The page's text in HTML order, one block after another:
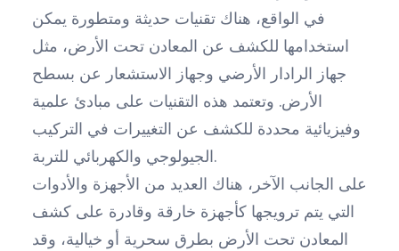
في الواقع، هناك تقنيات حديثة ومتطورة يمكن
استخدامها للكشف عن المعادن تحت الأرض، مثل
جهاز الرادار الأرضي وجهاز الاستشعار عن بسطح
الأرض. وتعتمد هذه التقنيات على مبادئ علمية
وفيزيائية محددة للكشف عن التغييرات في التركيب
الجيولوجي والكهربائي للتربة.
على الجانب الآخر، هناك العديد من الأجهزة والأدوات
التي يتم ترويجها كأجهزة خارقة وقادرة على كشف
المعادن تحت الأرض بطرق سحرية أو خيالية، وقد